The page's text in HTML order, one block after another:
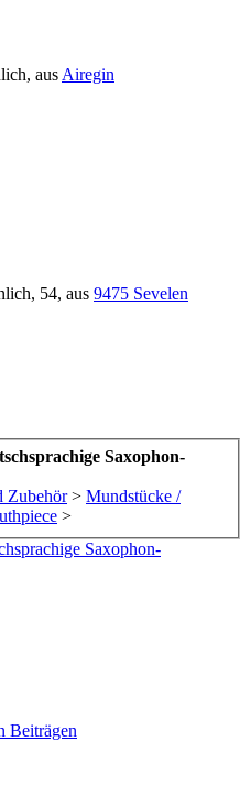
aus Airegin
54, aus 9475 Sevelen
Saxophon-
Zubehör > Mundstücke /
>
Beiträgen